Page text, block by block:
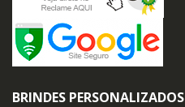
BRINDES PERSONALIZADOS